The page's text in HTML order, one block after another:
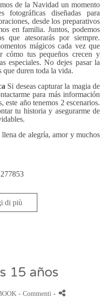
de la Navidad un momento
fotográficas diseñadas para
desde los preparativos
en familia. Juntos, podemos
que atesorarás por siempre.
mágicos cada vez que
cómo tus pequeños crecen y
especiales. No dejes pasar la
que duren toda la vida.
Si deseas capturar la magia de
para más información
este año tenemos 2 escenarios.
tu historia y asegurarme de
llena de alegría, amor y muchos
di più
15 años
- Commenti -